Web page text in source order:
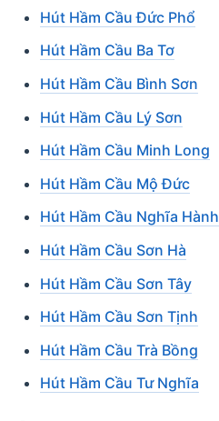
Hút Hầm Cầu Đức Phổ
Hút Hầm Cầu Ba Tơ
Hút Hầm Cầu Bình Sơn
Hút Hầm Cầu Lý Sơn
Hút Hầm Cầu Minh Long
Hút Hầm Cầu Mộ Đức
Hút Hầm Cầu Nghĩa Hành
Hút Hầm Cầu Sơn Hà
Hút Hầm Cầu Sơn Tây
Hút Hầm Cầu Sơn Tịnh
Hút Hầm Cầu Trà Bồng
Hút Hầm Cầu Tư Nghĩa